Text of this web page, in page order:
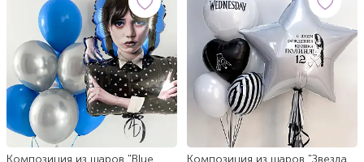
Композиция из шаров "Blue
Композиция из шаров "Звезда